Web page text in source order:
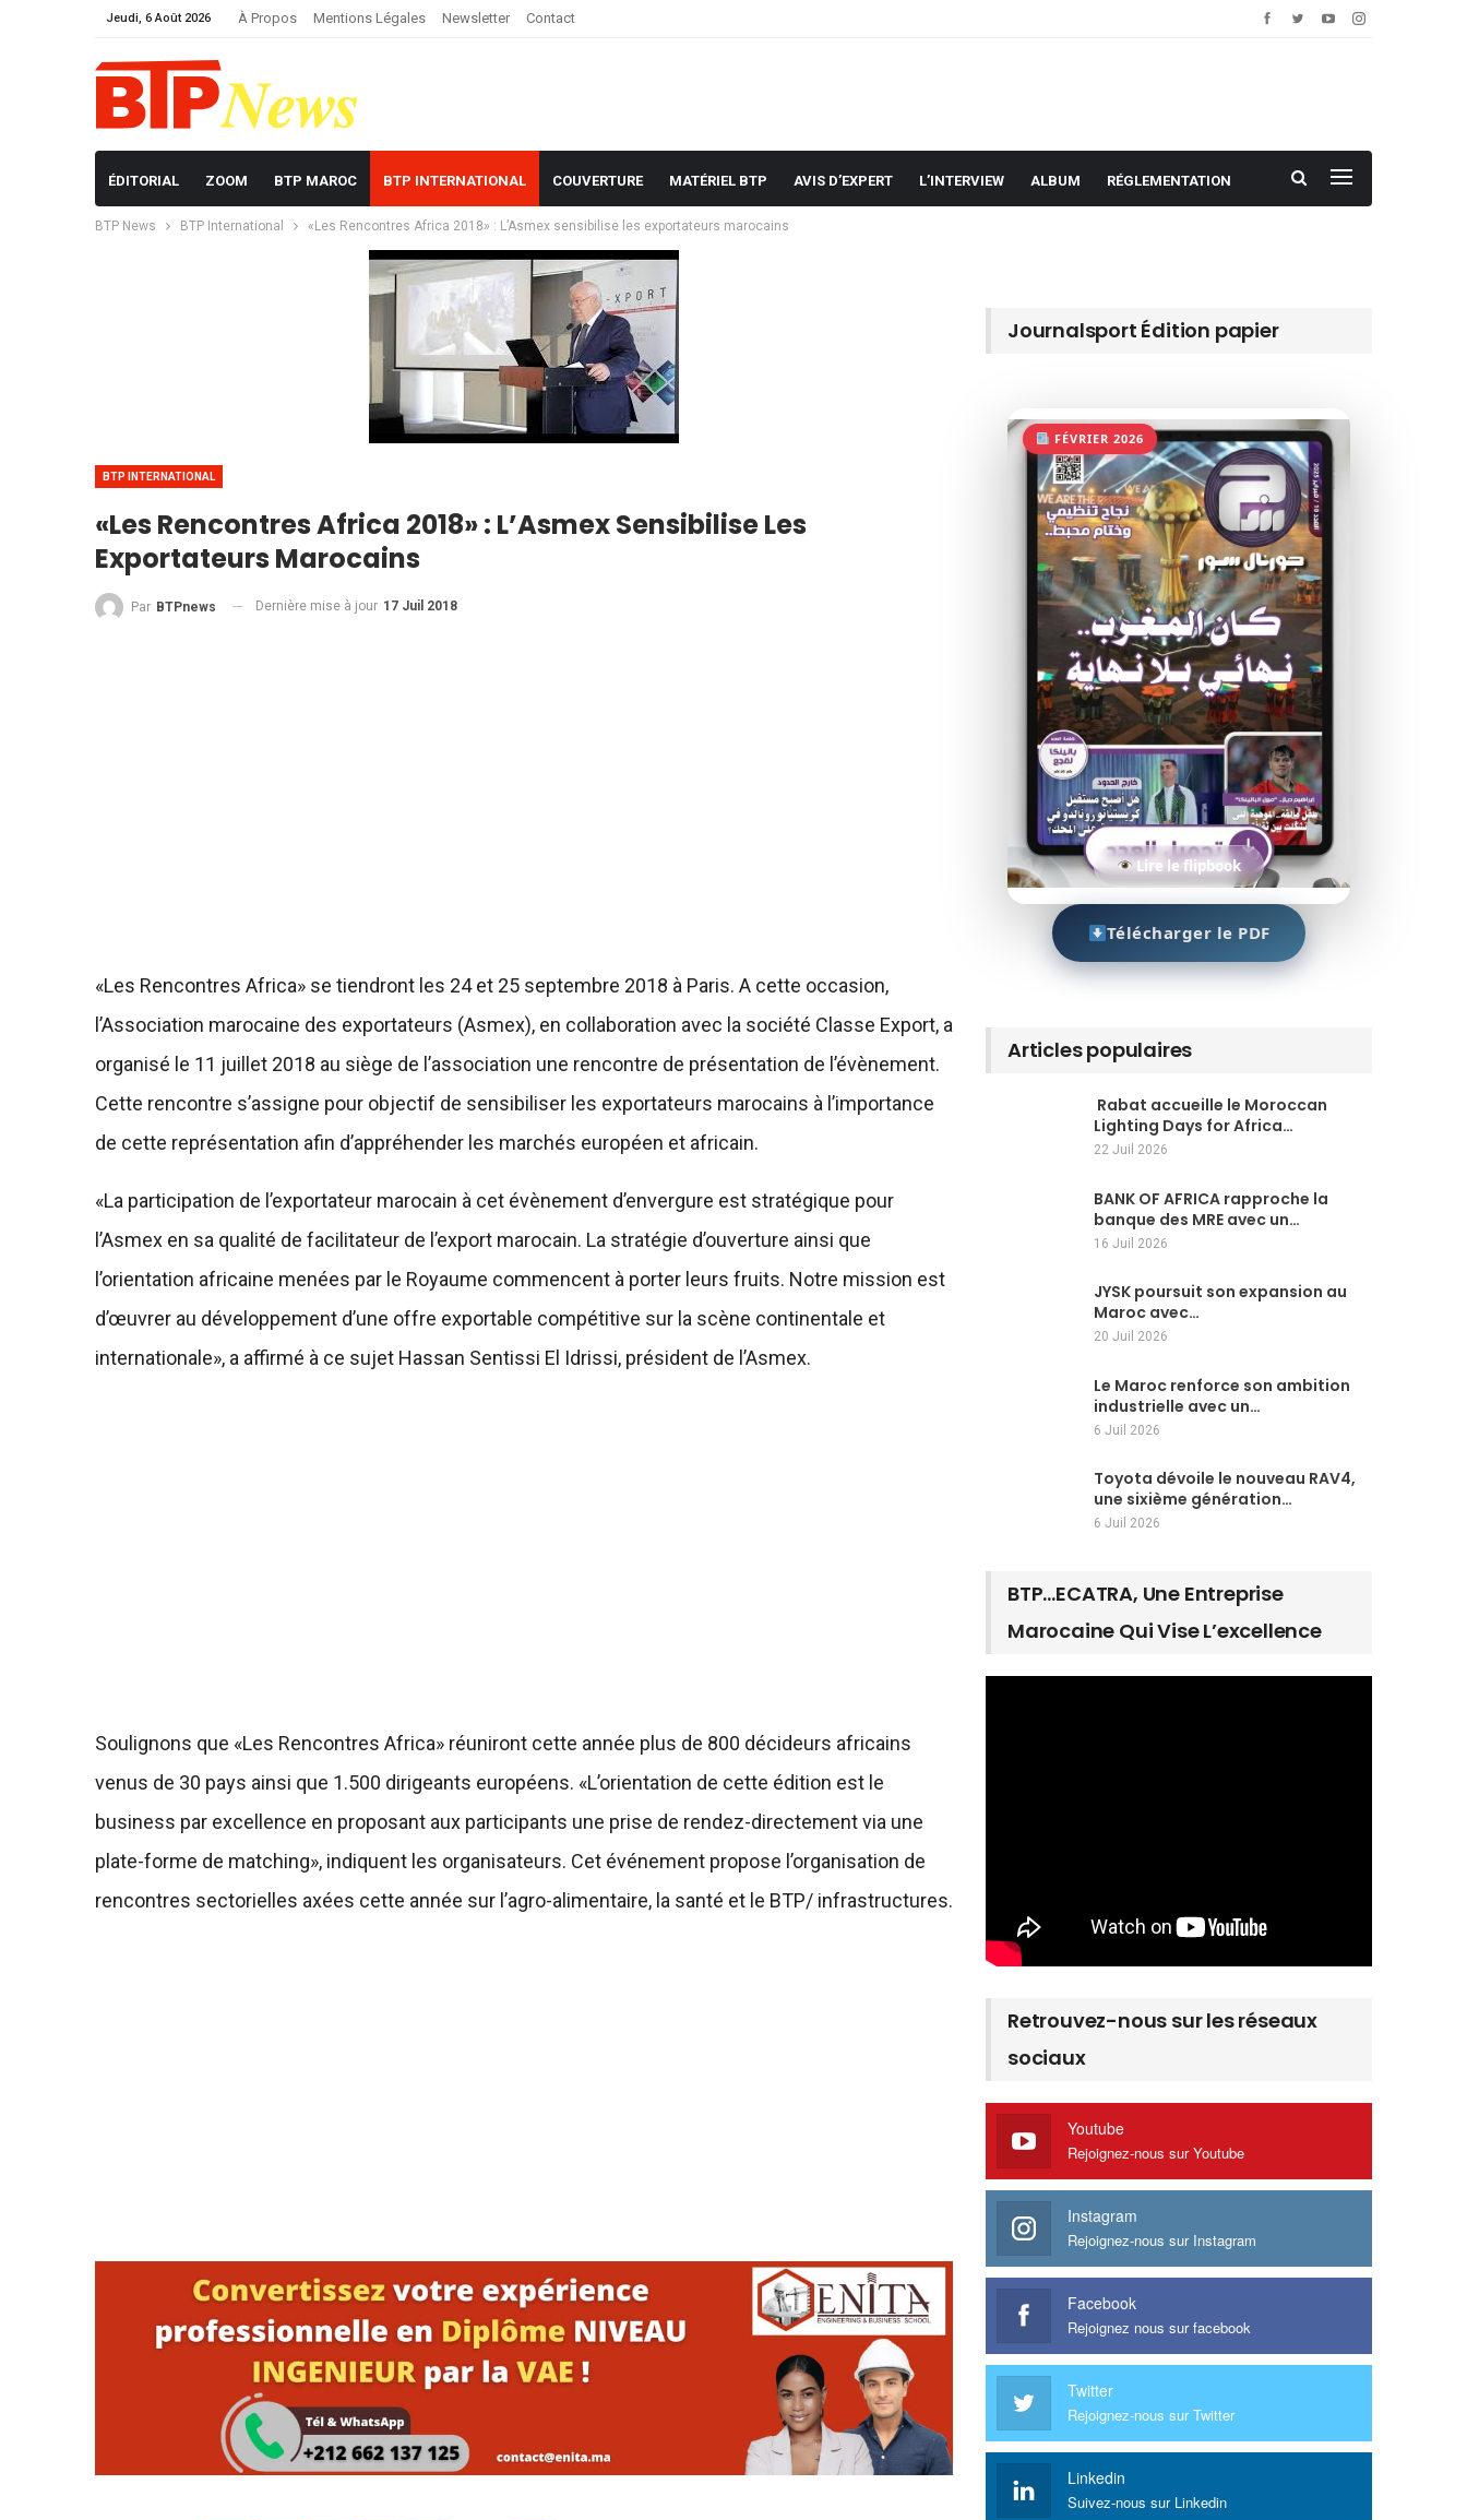
Jeudi, 6 Août 2026 À Propos Mentions Légales Newsletter Contact
ÉDITORIAL ZOOM BTP MAROC BTP INTERNATIONAL COUVERTURE MATÉRIEL BTP AVIS D’EXPERT L’INTERVIEW ALBUM RÉGLEMENTATION
BTP News BTP International «Les Rencontres Africa 2018» : L’Asmex sensibilise les exportateurs marocains
BTP INTERNATIONAL
«Les Rencontres Africa 2018» : L’Asmex Sensibilise Les
Exportateurs Marocains
Par BTPnews Dernière mise à jour 17 Juil 2018
«Les Rencontres Africa» se tiendront les 24 et 25 septembre 2018 à Paris. A cette occasion,
l’Association marocaine des exportateurs (Asmex), en collaboration avec la société Classe Export, a
organisé le 11 juillet 2018 au siège de l’association une rencontre de présentation de l’évènement.
Cette rencontre s’assigne pour objectif de sensibiliser les exportateurs marocains à l’importance
de cette représentation afin d’appréhender les marchés européen et africain.
«La participation de l’exportateur marocain à cet évènement d’envergure est stratégique pour
l’Asmex en sa qualité de facilitateur de l’export marocain. La stratégie d’ouverture ainsi que
l’orientation africaine menées par le Royaume commencent à porter leurs fruits. Notre mission est
d’œuvrer au développement d’une offre exportable compétitive sur la scène continentale et
internationale», a affirmé à ce sujet Hassan Sentissi El Idrissi, président de l’Asmex.
Soulignons que «Les Rencontres Africa» réuniront cette année plus de 800 décideurs africains
venus de 30 pays ainsi que 1.500 dirigeants européens. «L’orientation de cette édition est le
business par excellence en proposant aux participants une prise de rendez-directement via une
plate-forme de matching», indiquent les organisateurs. Cet événement propose l’organisation de
rencontres sectorielles axées cette année sur l’agro-alimentaire, la santé et le BTP/ infrastructures.
Journalsport Édition papier
FÉVRIER 2026
Lire le flipbook
Télécharger le PDF
Articles populaires
Rabat accueille le Moroccan
Lighting Days for Africa…
22 Juil 2026
BANK OF AFRICA rapproche la
banque des MRE avec un…
16 Juil 2026
JYSK poursuit son expansion au
Maroc avec…
20 Juil 2026
Le Maroc renforce son ambition
industrielle avec un…
6 Juil 2026
Toyota dévoile le nouveau RAV4,
une sixième génération…
6 Juil 2026
BTP…ECATRA, Une Entreprise
Marocaine Qui Vise L’excellence
Retrouvez-nous sur les réseaux
sociaux
Youtube
Rejoignez-nous sur Youtube
Instagram
Rejoignez-nous sur Instagram
Facebook
Rejoignez nous sur facebook
Twitter
Rejoignez-nous sur Twitter
Linkedin
Suivez-nous sur Linkedin